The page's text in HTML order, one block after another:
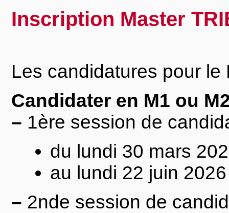
Inscription Master
Les candidatures pour
Candidater en M1 ou
– 1ère session de
du lundi 30 mars
au lundi 22 juin 2026
– 2nde session de